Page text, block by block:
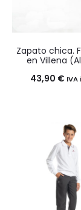
Zapato chica.
en Villena
43,90 €